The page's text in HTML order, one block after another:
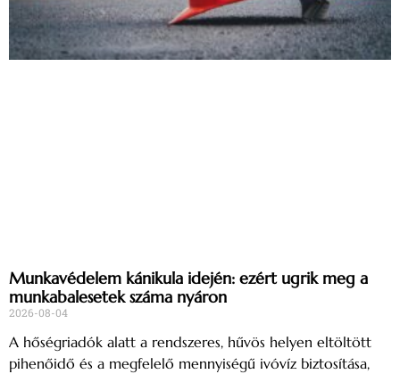
Munkavédelem kánikula idején: ezért ugrik meg a
munkabalesetek száma nyáron
2026-08-04
A hőségriadók alatt a rendszeres, hűvös helyen eltöltött
pihenőidő és a megfelelő mennyiségű ivóvíz biztosítása,